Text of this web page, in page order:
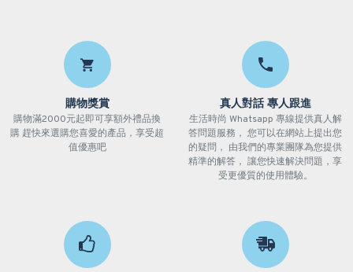
購物獎賞
購物滿2000元起即可享額外禮品換
購 趕快來選購您喜愛的產品，享受超
值優惠吧
真人對話 專人跟進
生活時尚 Whatsapp 專線提供真人解
答問題服務， 您可以在網站上提出您
的疑問， 由我們的專業團隊為您提供
精準的解答， 讓您快速解決問題，享
受更優質的使用體驗。